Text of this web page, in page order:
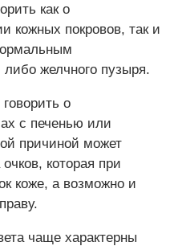
как о
кожных покровов, так и
желчного пузыря.
о
с печенью или
причиной может
которая при
коже, а возможно и
чаще характерны